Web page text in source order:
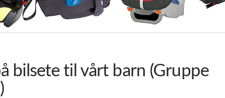
bilsete til vårt barn (Gruppe